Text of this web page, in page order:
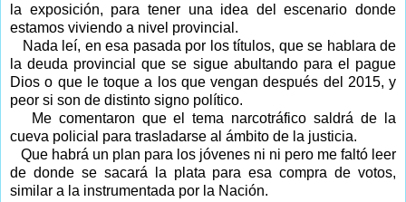
la exposición, para tener una idea del escenario donde
estamos viviendo a nivel provincial.
Nada leí, en esa pasada por los títulos, que se hablara de
la deuda provincial que se sigue abultando para el pague
Dios o que le toque a los que vengan después del 2015, y
peor si son de distinto signo político.
Me comentaron que el tema narcotráfico saldrá de la
cueva policial para trasladarse al ámbito de la justicia.
Que habrá un plan para los jóvenes ni ni pero me faltó leer
de donde se sacará la plata para esa compra de votos,
similar a la instrumentada por la Nación.